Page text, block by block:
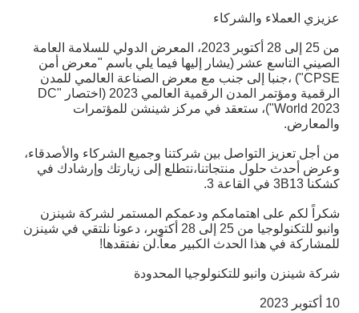
عزيزي العملاء والشركاء
من 25 إلى 28 أكتوبر 2023، المعرض الدولي للسلامة العامة
الصيني التاسع عشر (يشار إليها فيما يلي باسم "معرض أمن
CPSE") ،جنبا إلى جنب مع معرض الصناعة العالمي للمدن
الرقمية ومؤتمر المدن الرقمية العالمي 2023 (اختصار "DC
World 2023")، ستعقد في مركز شينشن للمؤتمرات
والمعارض.
من أجل تعزيز التواصل بين شركتنا وجميع الشركاء والأصدقاء،
وعرض أحدث حلول منتجاتنا،نتطلع إلى زيارتك وإرشادك في
كشكنا 3B13 في القاعة 3.
شكراً لكم على اهتمامكم ودعمكم المستمر لشركة شينزن
وانبو للتكنولوجيا من 25 إلى 28 أكتوبر، دعونا نلتقي في شينزن
للمشاركة في هذا الحدث الكبير معاً.لن نفتقدها!
شركة شينزن وانبو للتكنولوجيا المحدودة
10 أكتوبر 2023